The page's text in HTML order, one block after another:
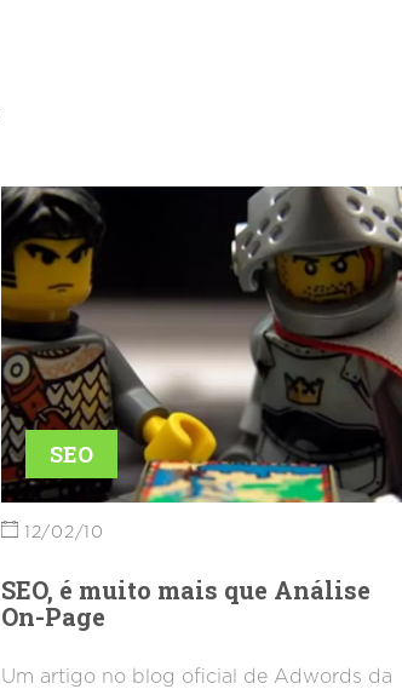
SEO
12/02/10
SEO, é muito mais que Análise
On-Page
Um artigo no blog oficial de Adwords da